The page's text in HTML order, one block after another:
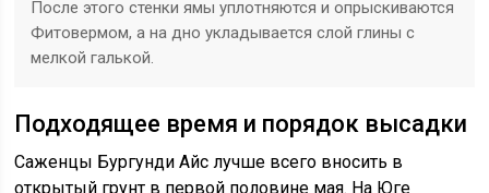
После этого стенки ямы уплотняются и опрыскиваются
Фитовермом, а на дно укладывается слой глины с
мелкой галькой.
Подходящее время и порядок высадки
Саженцы Бургунди Айс лучше всего вносить в
открытый грунт в первой половине мая. На Юге